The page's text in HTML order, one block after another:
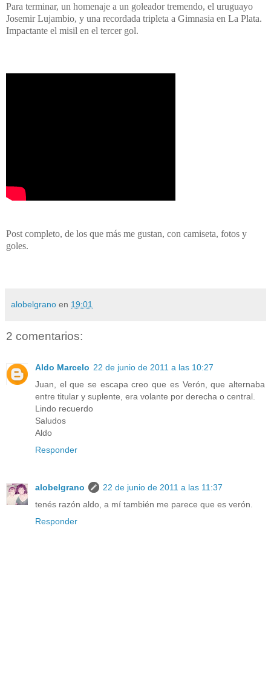
Para terminar, un homenaje a un goleador tremendo, el uruguayo
Josemir Lujambio, y una recordada tripleta a Gimnasia en La Plata.
Impactante el misil en el tercer gol.
Post completo, de los que más me gustan, con camiseta, fotos y
goles.
alobelgrano en 19:01
2 comentarios:
Aldo Marcelo 22 de junio de 2011 a las 10:27
Juan, el que se escapa creo que es Verón, que alternaba
entre titular y suplente, era volante por derecha o central.
Lindo recuerdo
Saludos
Aldo
Responder
alobelgrano
22 de junio de 2011 a las 11:37
tenés razón aldo, a mí también me parece que es verón.
Responder